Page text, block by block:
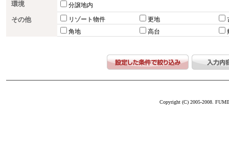
環境 分譲地内
その他 リゾート物件 更地
角地
高台
Copyright (C) 2005-2008.